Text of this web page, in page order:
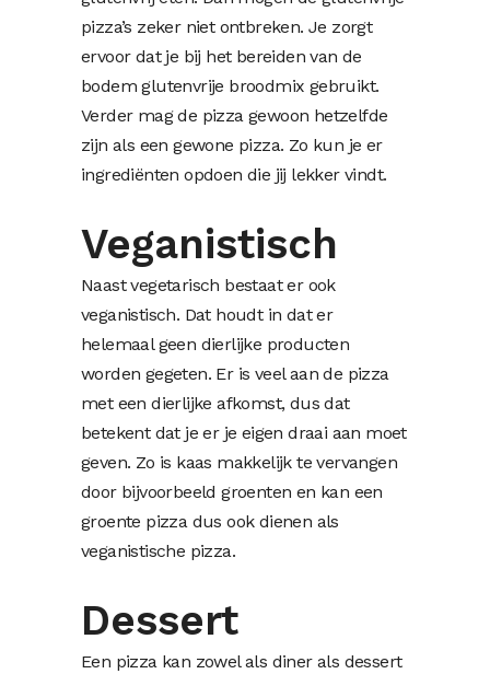
pizza’s zeker niet ontbreken. Je zorgt
ervoor dat je bij het bereiden van de
bodem glutenvrije broodmix gebruikt.
Verder mag de pizza gewoon hetzelfde
zijn als een gewone pizza. Zo kun je er
ingrediënten opdoen die jij lekker vindt.
Veganistisch
Naast vegetarisch bestaat er ook
veganistisch. Dat houdt in dat er
helemaal geen dierlijke producten
worden gegeten. Er is veel aan de pizza
met een dierlijke afkomst, dus dat
betekent dat je er je eigen draai aan moet
geven. Zo is kaas makkelijk te vervangen
door bijvoorbeeld groenten en kan een
groente pizza dus ook dienen als
veganistische pizza.
Dessert
Een pizza kan zowel als diner als dessert